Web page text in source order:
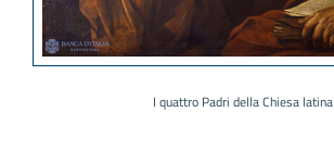
I quattro Padri della Chiesa latina